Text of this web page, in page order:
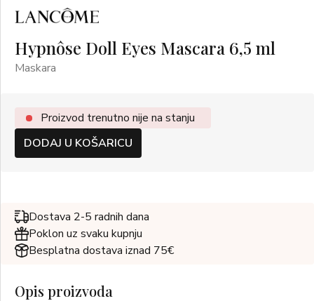
Hypnôse Doll Eyes Mascara 6,5 ml
Maskara
Proizvod trenutno nije na stanju
DODAJ U KOŠARICU
Dostava 2-5 radnih dana
Poklon uz svaku kupnju
Besplatna dostava iznad 75€
Opis proizvoda